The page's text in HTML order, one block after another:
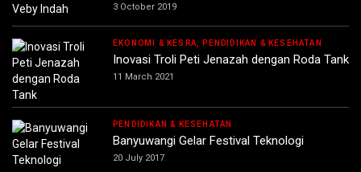
3 October 2019
EKONOMI & KESRA, PENDIDIKAN & KESEHATAN
Inovasi Troli Peti Jenazah dengan Roda Tank
11 March 2021
PENDIDIKAN & KESEHATAN
Banyuwangi Gelar Festival Teknologi
20 July 2017